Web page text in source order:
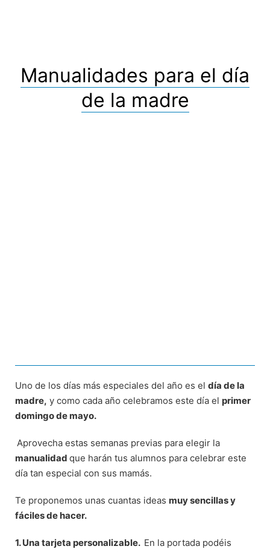
Manualidades para el día
de la madre
Uno de los días más especiales del año es el día de la
madre, y como cada año celebramos este día el primer
domingo de mayo.
Aprovecha estas semanas previas para elegir la
manualidad que harán tus alumnos para celebrar este
día tan especial con sus mamás.
Te proponemos unas cuantas ideas muy sencillas y
fáciles de hacer.
1. Una tarjeta personalizable. En la portada podéis